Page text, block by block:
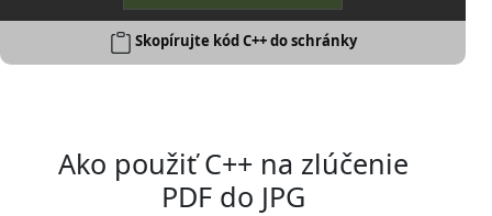
Skopírujte kód C++ do schránky
Ako použiť C++ na zlúčenie
PDF do JPG